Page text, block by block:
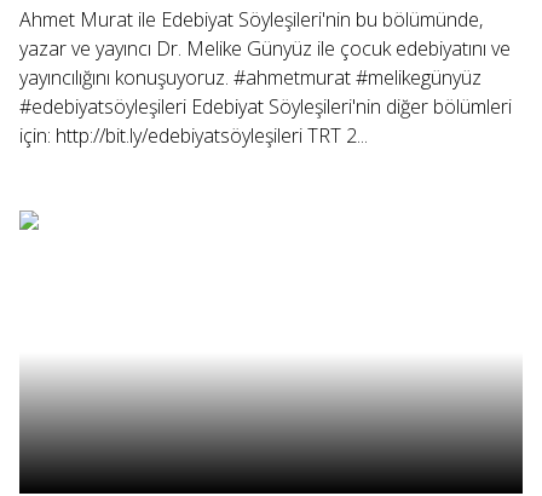
Ahmet Murat ile Edebiyat Söyleşileri'nin bu bölümünde,
yazar ve yayıncı Dr. Melike Günyüz ile çocuk edebiyatını ve
yayıncılığını konuşuyoruz. #ahmetmurat #melikegünyüz
#edebiyatsöyleşileri Edebiyat Söyleşileri'nin diğer bölümleri
için: http://bit.ly/edebiyatsöyleşileri TRT 2...